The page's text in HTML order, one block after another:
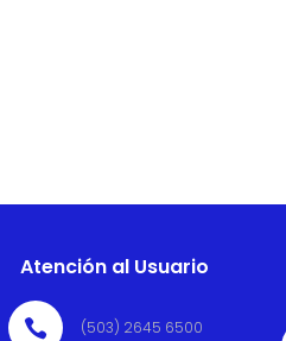
Atención al Usuario
 (503) 2645 6500